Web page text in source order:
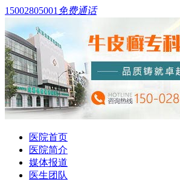
15002805001 免费通话
医院首页
医院简介
媒体报道
医生团队